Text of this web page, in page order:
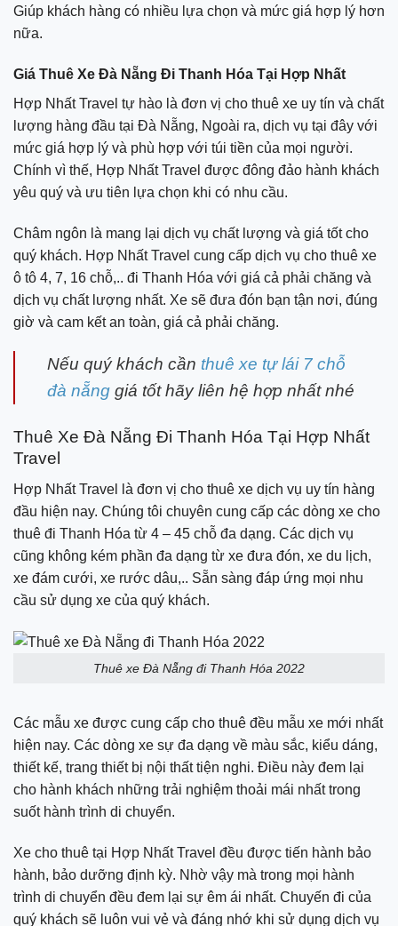
Giúp khách hàng có nhiều lựa chọn và mức giá hợp lý hơn
nữa.
Giá Thuê Xe Đà Nẵng Đi Thanh Hóa Tại Hợp Nhất
Hợp Nhất Travel tự hào là đơn vị cho thuê xe uy tín và chất
lượng hàng đầu tại Đà Nẵng, Ngoài ra, dịch vụ tại đây với
mức giá hợp lý và phù hợp với túi tiền của mọi người.
Chính vì thế, Hợp Nhất Travel được đông đảo hành khách
yêu quý và ưu tiên lựa chọn khi có nhu cầu.
Châm ngôn là mang lại dịch vụ chất lượng và giá tốt cho
quý khách. Hợp Nhất Travel cung cấp dịch vụ cho thuê xe
ô tô 4, 7, 16 chỗ,.. đi Thanh Hóa với giá cả phải chăng và
dịch vụ chất lượng nhất. Xe sẽ đưa đón bạn tận nơi, đúng
giờ và cam kết an toàn, giá cả phải chăng.
Nếu quý khách cần thuê xe tự lái 7 chỗ
đà nẵng giá tốt hãy liên hệ hợp nhất nhé
Thuê Xe Đà Nẵng Đi Thanh Hóa Tại Hợp Nhất
Travel
Hợp Nhất Travel là đơn vị cho thuê xe dịch vụ uy tín hàng
đầu hiện nay. Chúng tôi chuyên cung cấp các dòng xe cho
thuê đi Thanh Hóa từ 4 – 45 chỗ đa dạng. Các dịch vụ
cũng không kém phần đa dạng từ xe đưa đón, xe du lịch,
xe đám cưới, xe rước dâu,.. Sẵn sàng đáp ứng mọi nhu
cầu sử dụng xe của quý khách.
Thuê xe Đà Nẵng đi Thanh Hóa 2022
Các mẫu xe được cung cấp cho thuê đều mẫu xe mới nhất
hiện nay. Các dòng xe sự đa dạng về màu sắc, kiểu dáng,
thiết kế, trang thiết bị nội thất tiện nghi. Điều này đem lại
cho hành khách những trải nghiệm thoải mái nhất trong
suốt hành trình di chuyển.
Xe cho thuê tại Hợp Nhất Travel đều được tiến hành bảo
hành, bảo dưỡng định kỳ. Nhờ vậy mà trong mọi hành
trình di chuyển đều đem lại sự êm ái nhất. Chuyến đi của
quý khách sẽ luôn vui vẻ và đáng nhớ khi sử dụng dịch vụ